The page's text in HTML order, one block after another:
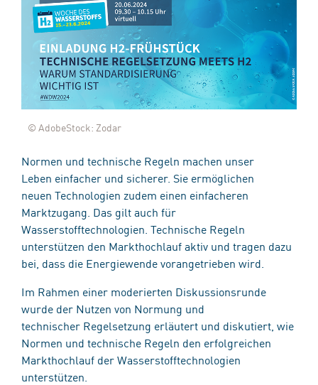
© AdobeStock: Zodar
Normen und technische Regeln machen unser
Leben einfacher und sicherer. Sie ermöglichen
neuen Technologien zudem einen einfacheren
Marktzugang.​ Das gilt auch für
Wasserstofftechnologien. Technische Regeln
unterstützen den Markthochlauf aktiv und tragen dazu
bei, dass die Energiewende vorangetrieben wird.​
Im Rahmen einer moderierten Diskussionsrunde
wurde der Nutzen von Normung und
technischer Regelsetzung erläutert und diskutiert, wie
Normen und technische Regeln den erfolgreichen
Markthochlauf der Wasserstofftechnologien
unterstützen. ​